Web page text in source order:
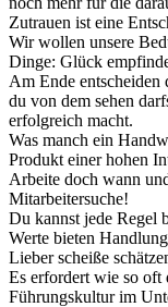
Zutrauen ist eine
Wir wollen unsere
Dinge: Glück
Am Ende
du von dem sehen
erfolgreich macht.
Was manch ein
Produkt einer hohen
Arbeite doch wann
Mitarbeitersuche!
Du kannst jede Regel
Werte bieten
Lieber scheiße
Es erfordert wie so oft
Führungskultur im